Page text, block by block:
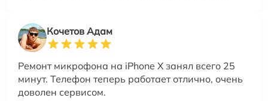
Кочетов Адам
Ремонт микрофона на iPhone X занял всего 25
минут. Телефон теперь работает отлично, очень
доволен сервисом.